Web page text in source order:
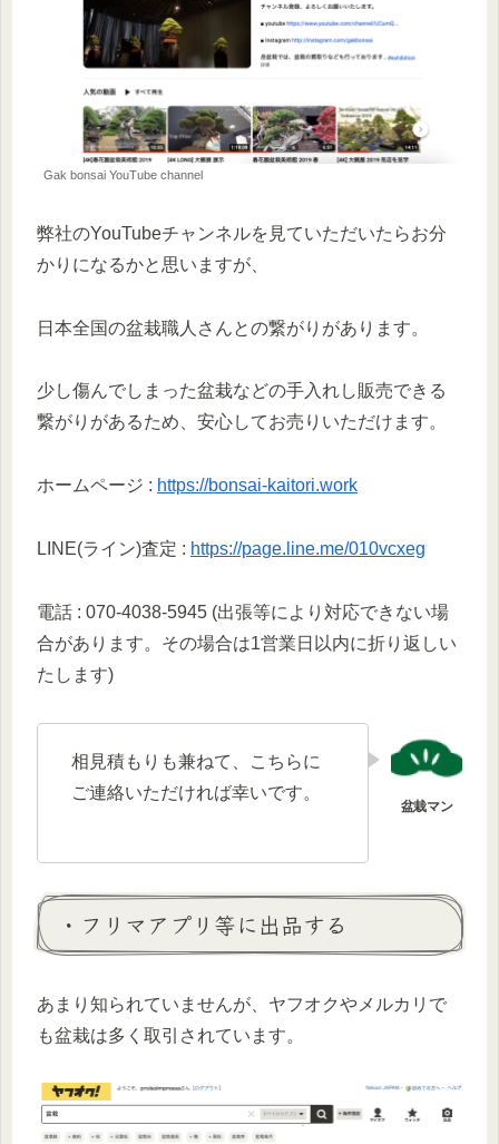
Gak bonsai YouTube channel
弊社のYouTubeチャンネルを見ていただいたらお分
かりになるかと思いますが、
日本全国の盆栽職人さんとの繋がりがあります。
少し傷んでしまった盆栽などの手入れし販売できる
繋がりがあるため、安心してお売りいただけます。
ホームページ : https://bonsai-kaitori.work
LINE(ライン)査定 : https://page.line.me/010vcxeg
電話 : 070-4038-5945 (出張等により対応できない場
合があります。その場合は1営業日以内に折り返しい
たします)
相見積もりも兼ねて、こちらに
ご連絡いただければ幸いです。
・フリマアプリ等に出品する
あまり知られていませんが、ヤフオクやメルカリで
も盆栽は多く取引されています。